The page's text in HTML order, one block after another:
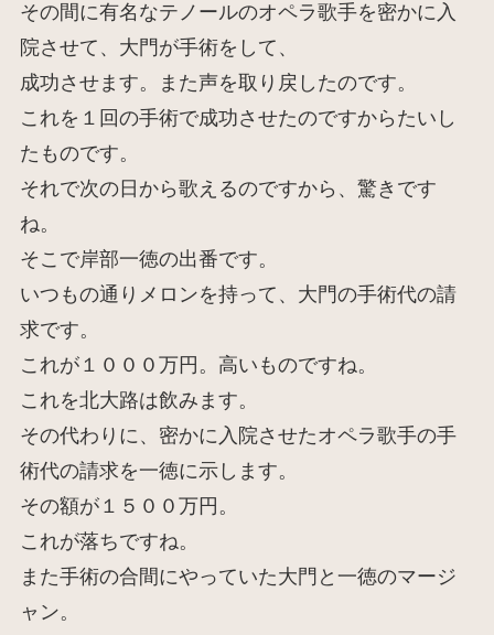
その間に有名なテノールのオペラ歌手を密かに入
院させて、大門が手術をして、
成功させます。また声を取り戻したのです。
これを１回の手術で成功させたのですからたいし
たものです。
それで次の日から歌えるのですから、驚きです
ね。
そこで岸部一徳の出番です。
いつもの通りメロンを持って、大門の手術代の請
求です。
これが１０００万円。高いものですね。
これを北大路は飲みます。
その代わりに、密かに入院させたオペラ歌手の手
術代の請求を一徳に示します。
その額が１５００万円。
これが落ちですね。
また手術の合間にやっていた大門と一徳のマージ
ャン。